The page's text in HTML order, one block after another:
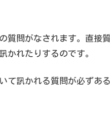
質問がなされます。直接
かれたりするのです。
て訊かれる質問が必ずある